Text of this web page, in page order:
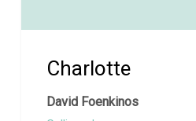
Charlotte
David Foenkinos